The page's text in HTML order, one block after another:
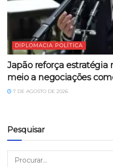
DIPLOMACIA POLÍTICA
Japão reforça estratégia
meio a negociações
7 DE AGOSTO DE 2026
Pesquisar